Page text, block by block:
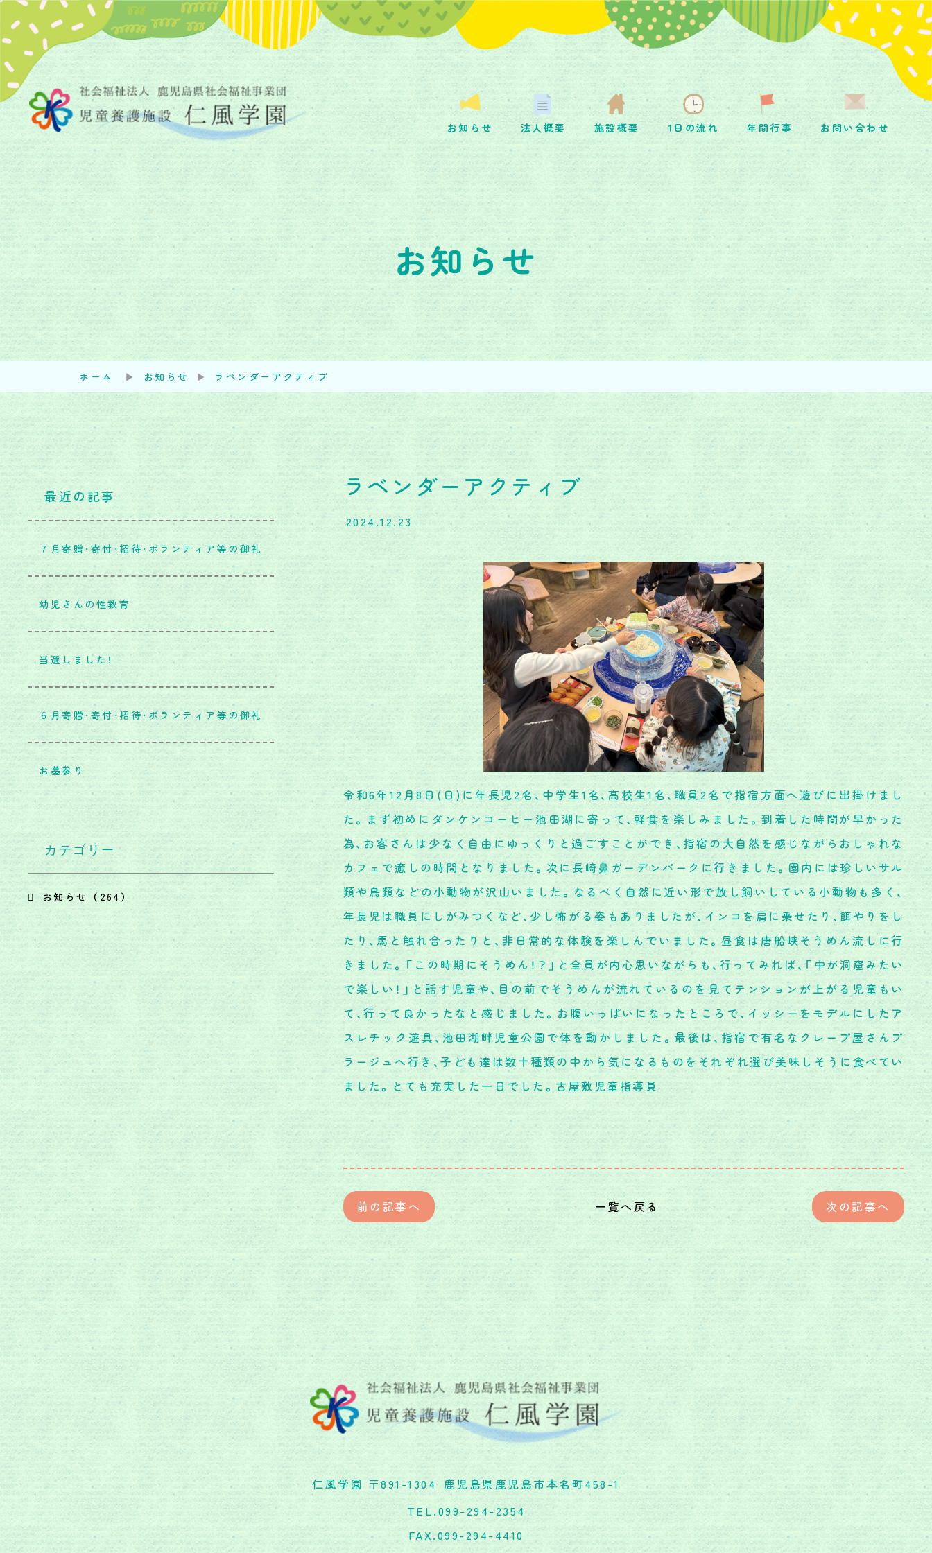
お知らせ 法人概要 施設概要 1日の流れ 年間行事 お問い合わせ
お知らせ
ホーム ▶︎ お知らせ ▶︎ ラベンダーアクティブ
ラベンダーアクティブ
2024.12.23
令和6年12月8日(日)に年長児2名、中学生1名、高校生1名、職員2名で指宿方面へ遊びに出掛けまし
た。まず初めにダンケンコーヒー池田湖に寄って、軽食を楽しみました。到着した時間が早かった
為、お客さんは少なく自由にゆっくりと過ごすことができ、指宿の大自然を感じながらおしゃれな
カフェで癒しの時間となりました。次に長崎鼻ガーデンパークに行きました。園内には珍しいサル
類や鳥類などの小動物が沢山いました。なるべく自然に近い形で放し飼いしている小動物も多く、
年長児は職員にしがみつくなど、少し怖がる姿もありましたが、インコを肩に乗せたり、餌やりをし
たり、馬と触れ合ったりと、非日常的な体験を楽しんでいました。昼食は唐船峡そうめん流しに行
きました。「この時期にそうめん！？」と全員が内心思いながらも、行ってみれば、「中が洞窟みたい
で楽しい！」と話す児童や、目の前でそうめんが流れているのを見てテンションが上がる児童もい
て、行って良かったなと感じました。お腹いっぱいになったところで、イッシーをモデルにしたア
スレチック遊具、池田湖畔児童公園で体を動かしました。最後は、指宿で有名なクレープ屋さんプ
ラージュへ行き、子ども達は数十種類の中から気になるものをそれぞれ選び美味しそうに食べてい
ました。とても充実した一日でした。古屋敷児童指導員
前の記事へ 一覧へ戻る 次の記事へ
最近の記事
７月寄贈・寄付・招待・ボランティア等の御礼
幼児さんの性教育
当選しました！
６月寄贈・寄付・招待・ボランティア等の御礼
お墓参り
カテゴリー
お知らせ （264）
仁風学園〒891-1304 鹿児島県鹿児島市本名町458-1
TEL.099-294-2354
FAX.099-294-4410